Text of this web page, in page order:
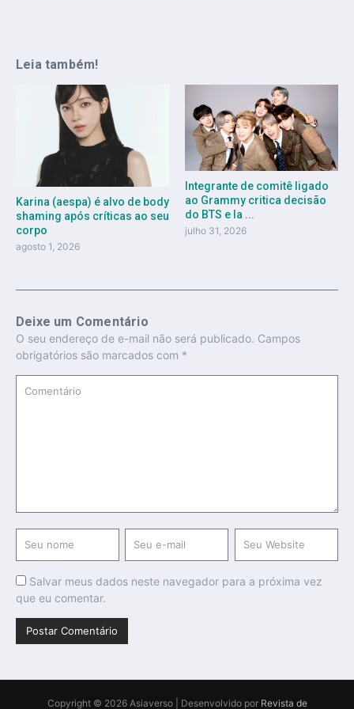
Leia também!
Karina (aespa) é alvo de body
shaming após críticas ao seu
corpo
agosto 1, 2026
Integrante de comitê ligado
ao Grammy critica decisão
do BTS e la ...
julho 31, 2026
Deixe um Comentário
O seu endereço de e-mail não será publicado. Campos
obrigatórios são marcados com *
Salvar meus dados neste navegador para a próxima vez
que eu comentar.
Copyright © 2026 Asiaverso | Desenvolvido por Revista de